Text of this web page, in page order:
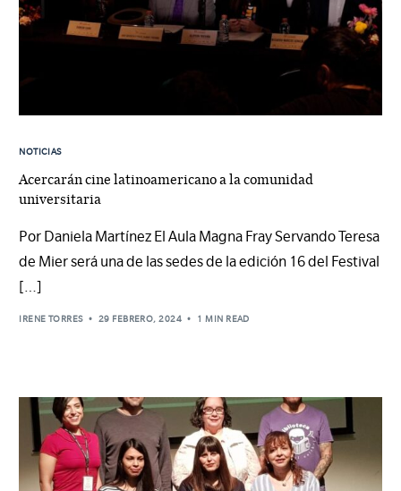
NOTICIAS
Acercarán cine latinoamericano a la comunidad
universitaria
Por Daniela Martínez El Aula Magna Fray Servando Teresa
de Mier será una de las sedes de la edición 16 del Festival
[…]
IRENE TORRES 29 FEBRERO, 2024 1 MIN READ